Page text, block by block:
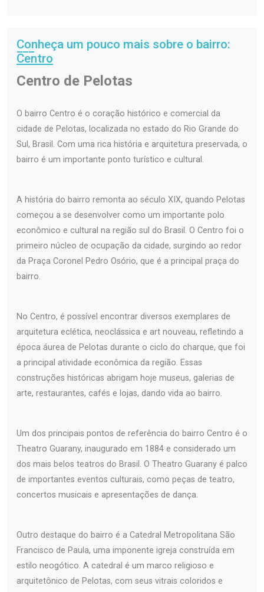
Conheça um pouco mais sobre o bairro:
Centro
Centro de Pelotas
O bairro Centro é o coração histórico e comercial da
cidade de Pelotas, localizada no estado do Rio Grande do
Sul, Brasil. Com uma rica história e arquitetura preservada, o
bairro é um importante ponto turístico e cultural.
A história do bairro remonta ao século XIX, quando Pelotas
começou a se desenvolver como um importante polo
econômico e cultural na região sul do Brasil. O Centro foi o
primeiro núcleo de ocupação da cidade, surgindo ao redor
da Praça Coronel Pedro Osório, que é a principal praça do
bairro.
No Centro, é possível encontrar diversos exemplares de
arquitetura eclética, neoclássica e art nouveau, refletindo a
época áurea de Pelotas durante o ciclo do charque, que foi
a principal atividade econômica da região. Essas
construções históricas abrigam hoje museus, galerias de
arte, restaurantes, cafés e lojas, dando vida ao bairro.
Um dos principais pontos de referência do bairro Centro é o
Theatro Guarany, inaugurado em 1884 e considerado um
dos mais belos teatros do Brasil. O Theatro Guarany é palco
de importantes eventos culturais, como peças de teatro,
concertos musicais e apresentações de dança.
Outro destaque do bairro é a Catedral Metropolitana São
Francisco de Paula, uma imponente igreja construída em
estilo neogótico. A catedral é um marco religioso e
arquitetônico de Pelotas, com seus vitrais coloridos e